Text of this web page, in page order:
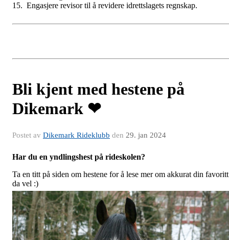
15. Engasjere revisor til å revidere idrettslagets regnskap.
Bli kjent med hestene på
Dikemark ❤
Postet av Dikemark Rideklubb den 29. jan 2024
Har du en yndlingshest på rideskolen?
Ta en titt på siden om hestene for å lese mer om akkurat din favoritt
da vel :)